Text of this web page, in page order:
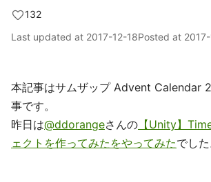
132
Last updated at 2017-12-18Posted at
本記事はサムザップ Advent Calendar
事です。
昨日は@ddorangeさんの 【Unity】
ェクトを作ってみたをやってみたでした